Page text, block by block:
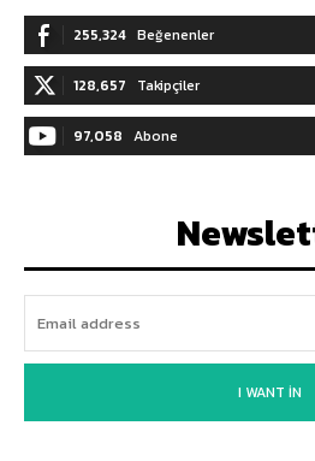
255,324 Beğenenler
128,657 Takipçiler
97,058 Abone
I WANT IN